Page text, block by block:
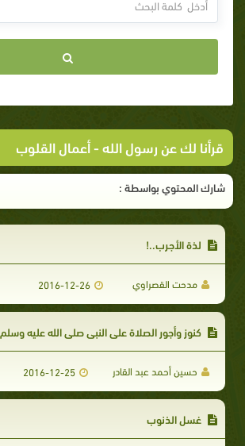
قرأنا لك عن رسول الله- أعمال القلوب
شارك المحتوي بواسطة :
لذة الأجرب..!
مدحت القصراوي 2016-12-26
كنوز وأجور الصلاة على النبي صلى الله عليه وسلم
حسين أحمد عبد القادر 2016-12-25
غسل الذنوب